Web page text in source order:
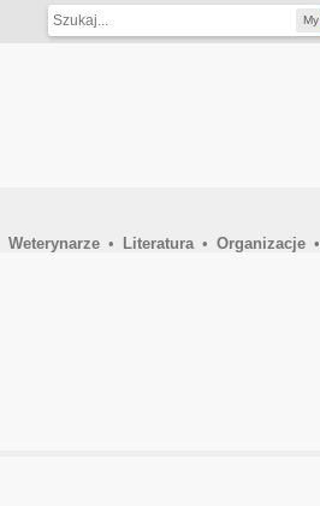
My
Weterynarze • Literatura • Organizacje •